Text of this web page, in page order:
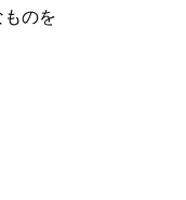
のを